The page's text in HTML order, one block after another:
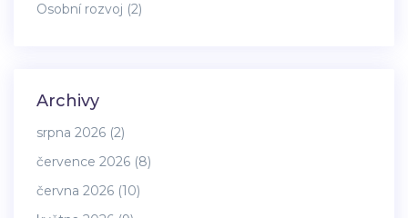
Osobní rozvoj (2)
Archivy
srpna 2026 (2)
července 2026 (8)
června 2026 (10)